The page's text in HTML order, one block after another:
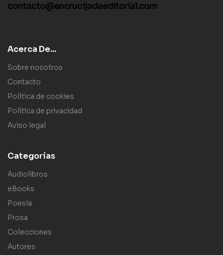
contacto@encrucijadaeditorial.com
Acerca De...
Sobre nosotros
Contacto
Política de cookies
Política de privacidad
Aviso legal
Categorías
Audiolibros
eBooks
Poesía
Prosa
Colecciones
Autores